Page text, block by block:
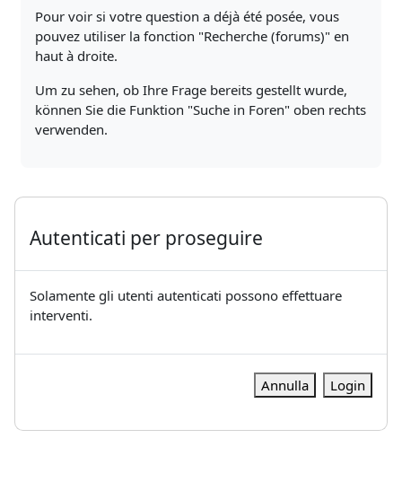
Pour voir si votre question a déjà été posée, vous
pouvez utiliser la fonction "Recherche (forums)" en
haut à droite.
Um zu sehen, ob Ihre Frage bereits gestellt wurde,
können Sie die Funktion "Suche in Foren" oben rechts
verwenden.
Autenticati per proseguire
Solamente gli utenti autenticati possono effettuare
interventi.
Annulla Login